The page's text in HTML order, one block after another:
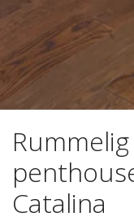
Catalina